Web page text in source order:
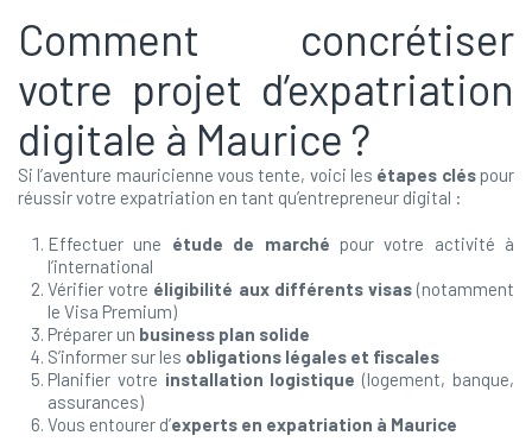
Comment concrétiser
votre projet d’expatriation
digitale à Maurice ?
Si l’aventure mauricienne vous tente, voici les étapes cléspour
réussir votre expatriation en tant qu’entrepreneur digital :
Effectuer une étude de marché pour votre activité à
l’international
Vérifier votre éligibilité aux différents visas(notamment
le Visa Premium)
Préparer un business plan solide
S’informer sur les obligations légales et fiscales
Planifier votre installation logistique (logement, banque,
assurances)
Vous entourer d’experts en expatriation à Maurice